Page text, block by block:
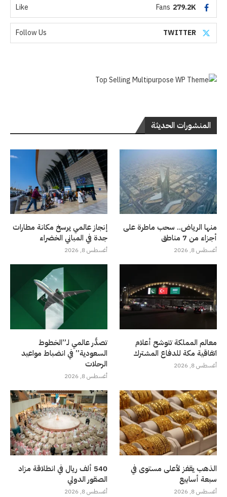
279.2K
Fans
Like
TWITTER
Follow Us
المنشورات الحديثة
منها الرياض.. سحب ماطرة على
أجزاء من 7 مناطق
أغسطس 8, 2026
إنجاز عالمي يرسخ مكانة مطارات
جدة في المباني الخضراء
أغسطس 8, 2026
معالم المملكة تتوشح أعلام
اتفاقية مكة للدفاع المشترك
أغسطس 8, 2026
تصدُّر عالمي لـ”الخطوط
السعودية” في انضباط مواعيد
الرحلات
أغسطس 8, 2026
الذهب يقفز لأعلى مستوى في
سبعة أسابيع
أغسطس 8, 2026
540 ألف ريال في انطلاقة مزاد
الصقور الدولي
أغسطس 8, 2026